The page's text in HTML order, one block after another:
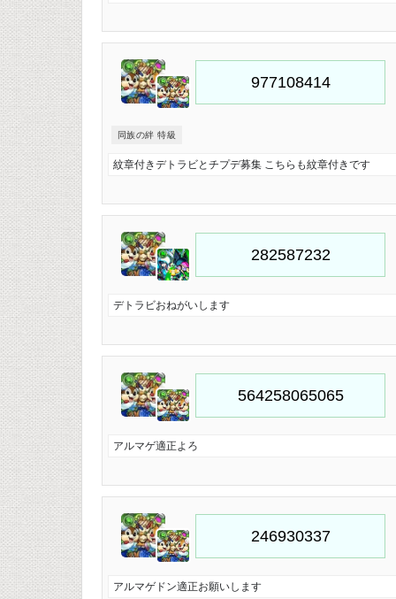
同族の絆 特級
紋章付きデトラビとチプデ募集 こちらも紋章付きです
デトラビおねがいします
アルマゲ適正よろ
アルマゲドン適正お願いします